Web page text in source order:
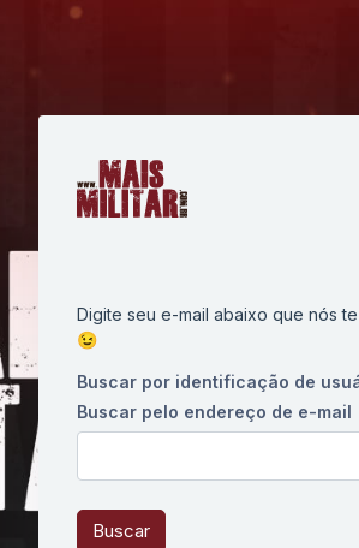
Ir para o conteúdo principal
Digite seu e-mail abaixo que nós te
😉
Buscar por identificação de
Buscar pelo endereço de e-mail